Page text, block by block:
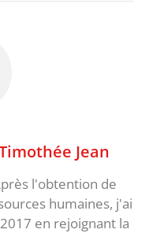
Jean
l'obtention de
humaines, j'ai
en rejoignant la